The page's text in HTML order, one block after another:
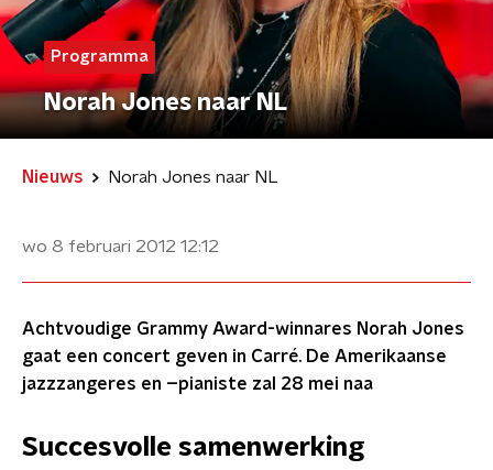
Programma
Norah Jones naar NL
Nieuws Norah Jones naar NL
wo 8 februari 2012 12:12
Achtvoudige Grammy Award-winnares Norah Jones
gaat een concert geven in Carré. De Amerikaanse
jazzzangeres en –pianiste zal 28 mei naa
Succesvolle samenwerking